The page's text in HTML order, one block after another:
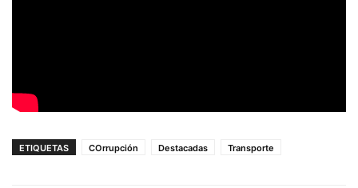
ETIQUETAS COrrupción Destacadas Transporte